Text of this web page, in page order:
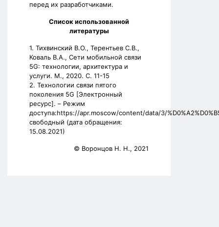
перед их разработчиками.
Список использованной
литературы
1. Тихвинский В.О., Терентьев С.В.,
Коваль В.А., Сети мобильной связи
5G: технологии, архитектура и
услуги. М., 2020. С. 11-15
2. Технологии связи пятого
поколения 5G [Электронный
ресурс]. – Режим
доступа:https://apr.moscow/content/data/3/
свободный (дата обращения:
15.08.2021)
© Воронцов Н. Н., 2021